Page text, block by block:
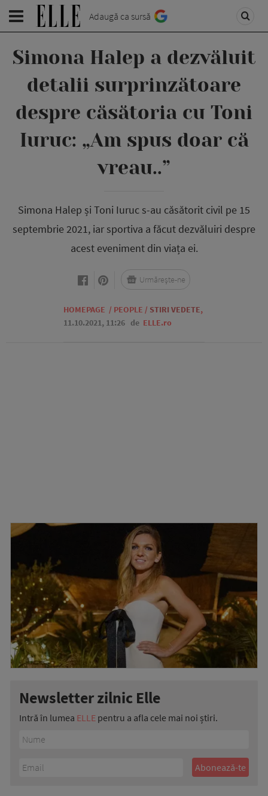
Adaugă ca sursă
Simona Halep a dezvăluit
detalii surprinzătoare
despre căsătoria cu Toni
Iuruc: „Am spus doar că
vreau..”
Simona Halep și Toni Iuruc s-au căsătorit civil pe 15
septembrie 2021, iar sportiva a făcut dezvăluiri despre
acest eveniment din viața ei.
HOMEPAGE / PEOPLE / STIRI VEDETE,
11.10.2021, 11:26 de ELLE.ro
Urmărește-ne
Newsletter zilnic Elle
Intră în lumea ELLE pentru a afla cele mai noi știri.